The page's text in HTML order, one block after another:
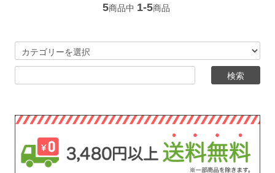
5商品中 1-5商品